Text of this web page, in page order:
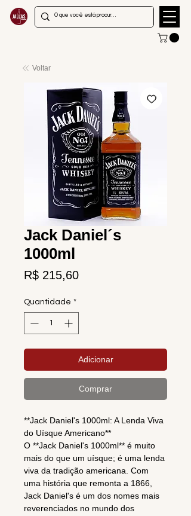
Voltar
Jack Daniel´s
1000ml
R$ 215,60Preço
Quantidade *
Adicionar
Comprar
**Jack Daniel's 1000ml: A Lenda Viva
do Uísque Americano**
O **Jack Daniel's 1000ml** é muito
mais do que um uísque; é uma lenda
viva da tradição americana. Com
uma história que remonta a 1866,
Jack Daniel's é um dos nomes mais
reverenciados no mundo dos